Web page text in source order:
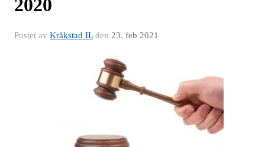
2020
Postet av Kråkstad ILden 23. feb 2021